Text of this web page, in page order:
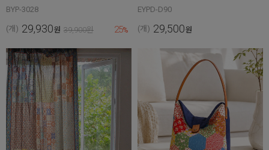
BYP-3028
(개) 29,930원 39,900원 25%
EYPD-D90
(개) 29,500원